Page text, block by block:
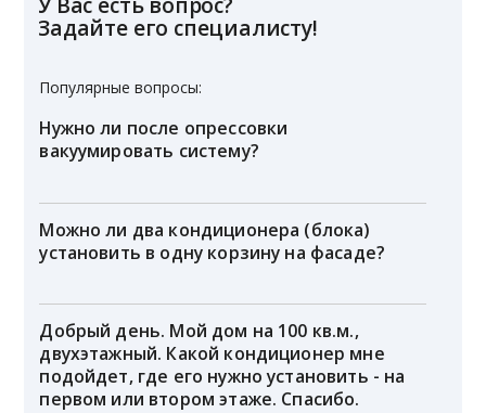
Задайте его специалисту!
Популярные вопросы:
Нужно ли после опрессовки
вакуумировать систему?
Можно ли два кондиционера (блока)
установить в одну корзину на фасаде?
Добрый день. Мой дом на 100 кв.м.,
двухэтажный. Какой кондиционер мне
подойдет, где его нужно установить - на
первом или втором этаже. Спасибо.